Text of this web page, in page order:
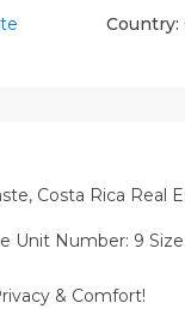
Country:
Costa Rica Real
Unit Number: 9
& Comfort!